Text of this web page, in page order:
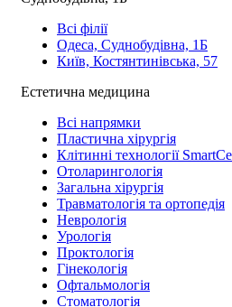
Всі філії
Одеса, Суднобудівна, 1Б
Київ, Костянтинівська, 57
Естетична медицина
Всі напрямки
Пластична хірургія
Клітинні технології
Отоларингологія
Загальна хірургія
Травматологія та ортопедія
Неврологія
Урологія
Проктологія
Гінекологія
Офтальмологія
Стоматологія